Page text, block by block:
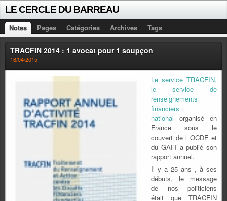
LE CERCLE DU BARREAU
Notes Pages Catégories Archives Tags
TRACFIN 2014 : 1 avocat pour 1 soupçon
18/04/2015
Le service TRACFIN,
le service de
renseignements
financiers
national organisé en
France sous le
couvert de l OCDE et
du GAFI a publié son
rapport annuel.
Il y a 25 ans , à ses
débuts, le message
de nos politiciens
était que TRACFIN